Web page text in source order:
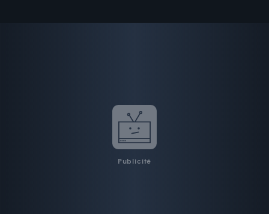
Publicité